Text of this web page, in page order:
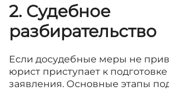
2. Судебное
разбирательство
Если досудебные меры не
юрист приступает к
заявления. Основные этапы